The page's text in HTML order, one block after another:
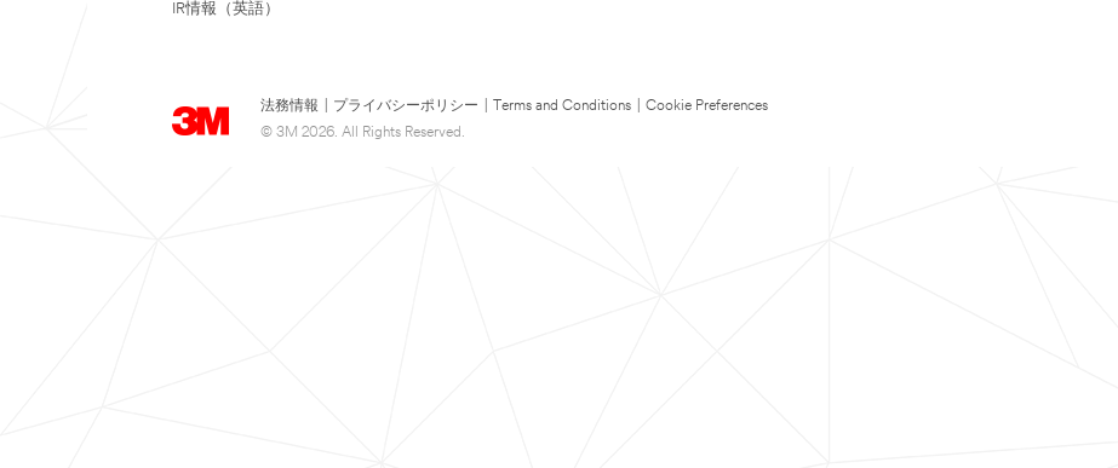
IR情報（英語）
法務情報 プライバシーポリシー Terms and Conditions
Cookie Preferences
© 3M 2026. All Rights Reserved.